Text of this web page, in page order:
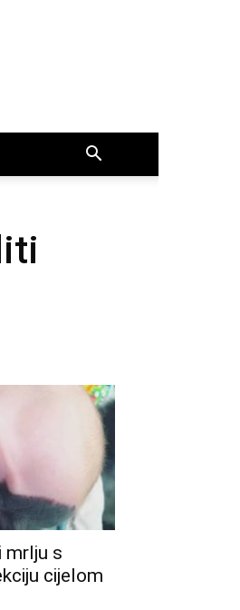
mrlju s
cijelom